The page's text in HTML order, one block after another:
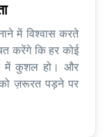
में विश्वास करते
करेंगे कि हर कोई
में कुशल हो। और
ज़रूरत पड़ने पर